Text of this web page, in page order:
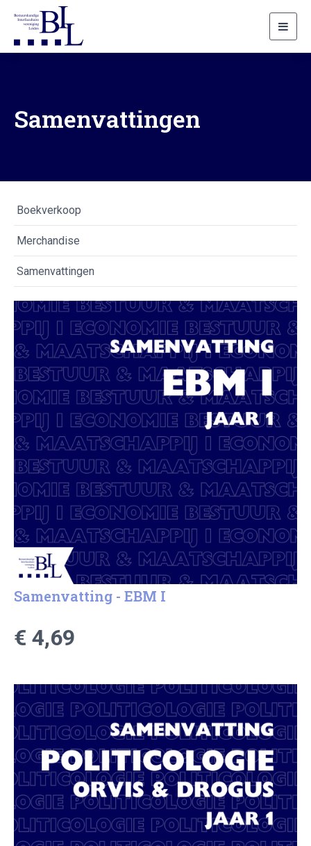
Samenvattingen
Boekverkoop
Merchandise
Samenvattingen
Samenvatting - EBM I
€ 4,69